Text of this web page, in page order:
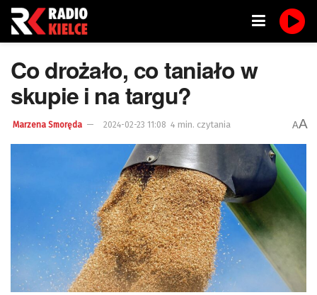
Co drożało, co taniało w
skupie i na targu?
Marzena Smoręda 2024-02-23 11:08 4 min. czytania AA